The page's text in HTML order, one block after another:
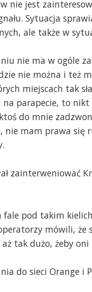
nie jest
Sytuacja
ale także w
nie ma w ogóle
nie można i też
miejscach tak
na parapecie, to
do mnie
nie mam prawa się
zainterweniować
fale pod takim
mówili, że
tak dużo, żeby
do sieci Orange